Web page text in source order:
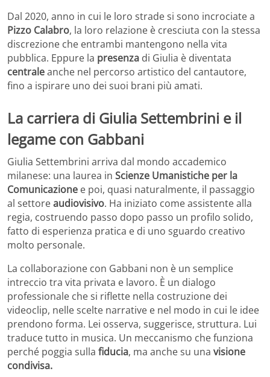
Dal 2020, anno in cui le loro strade si sono incrociate a
Pizzo Calabro, la loro relazione è cresciuta con la stessa
discrezione che entrambi mantengono nella vita
pubblica. Eppure la presenza di Giulia è diventata
centraleanche nel percorso artistico del cantautore,
fino a ispirare uno dei suoi brani più amati.
La carriera di Giulia Settembrini e il
legame con Gabbani
Giulia Settembrini arriva dal mondo accademico
milanese: una laurea in Scienze Umanistiche per la
Comunicazione e poi, quasi naturalmente, il passaggio
al settoreaudiovisivo. Ha iniziato come assistente alla
regia, costruendo passo dopo passo un profilo solido,
fatto di esperienza pratica e di uno sguardo creativo
molto personale.
La collaborazione con Gabbani non è un semplice
intreccio tra vita privata e lavoro. È un dialogo
professionale che si riflette nella costruzione dei
videoclip, nelle scelte narrative e nel modo in cui le idee
prendono forma. Lei osserva, suggerisce, struttura. Lui
traduce tutto in musica. Un meccanismo che funziona
perché poggia sulla fiducia, ma anche su una visione
condivisa.